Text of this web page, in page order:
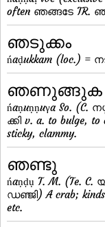
often ഞങ്ങടേ
ഞടുക്കം
ńaḍukkam (loc.) =
ഞണുങ്ങുക
ńaṇuṇṇuγa So.
ക്കി v. a. to
sticky, clammy.
ഞണ്ടു
ńaṇḍụ T. M. (Te.
ഡഞ്ജി) A crab;
etc.